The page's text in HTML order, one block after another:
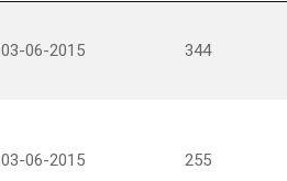
03-06-2015 344
03-06-2015 255